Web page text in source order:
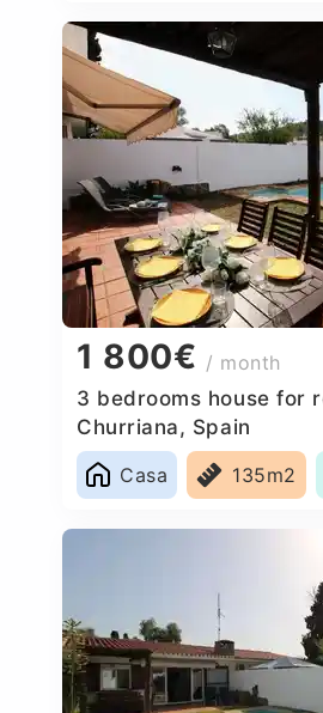
1 800€ / month
3 bedrooms house for
Churriana, Spain
Casa
135m2